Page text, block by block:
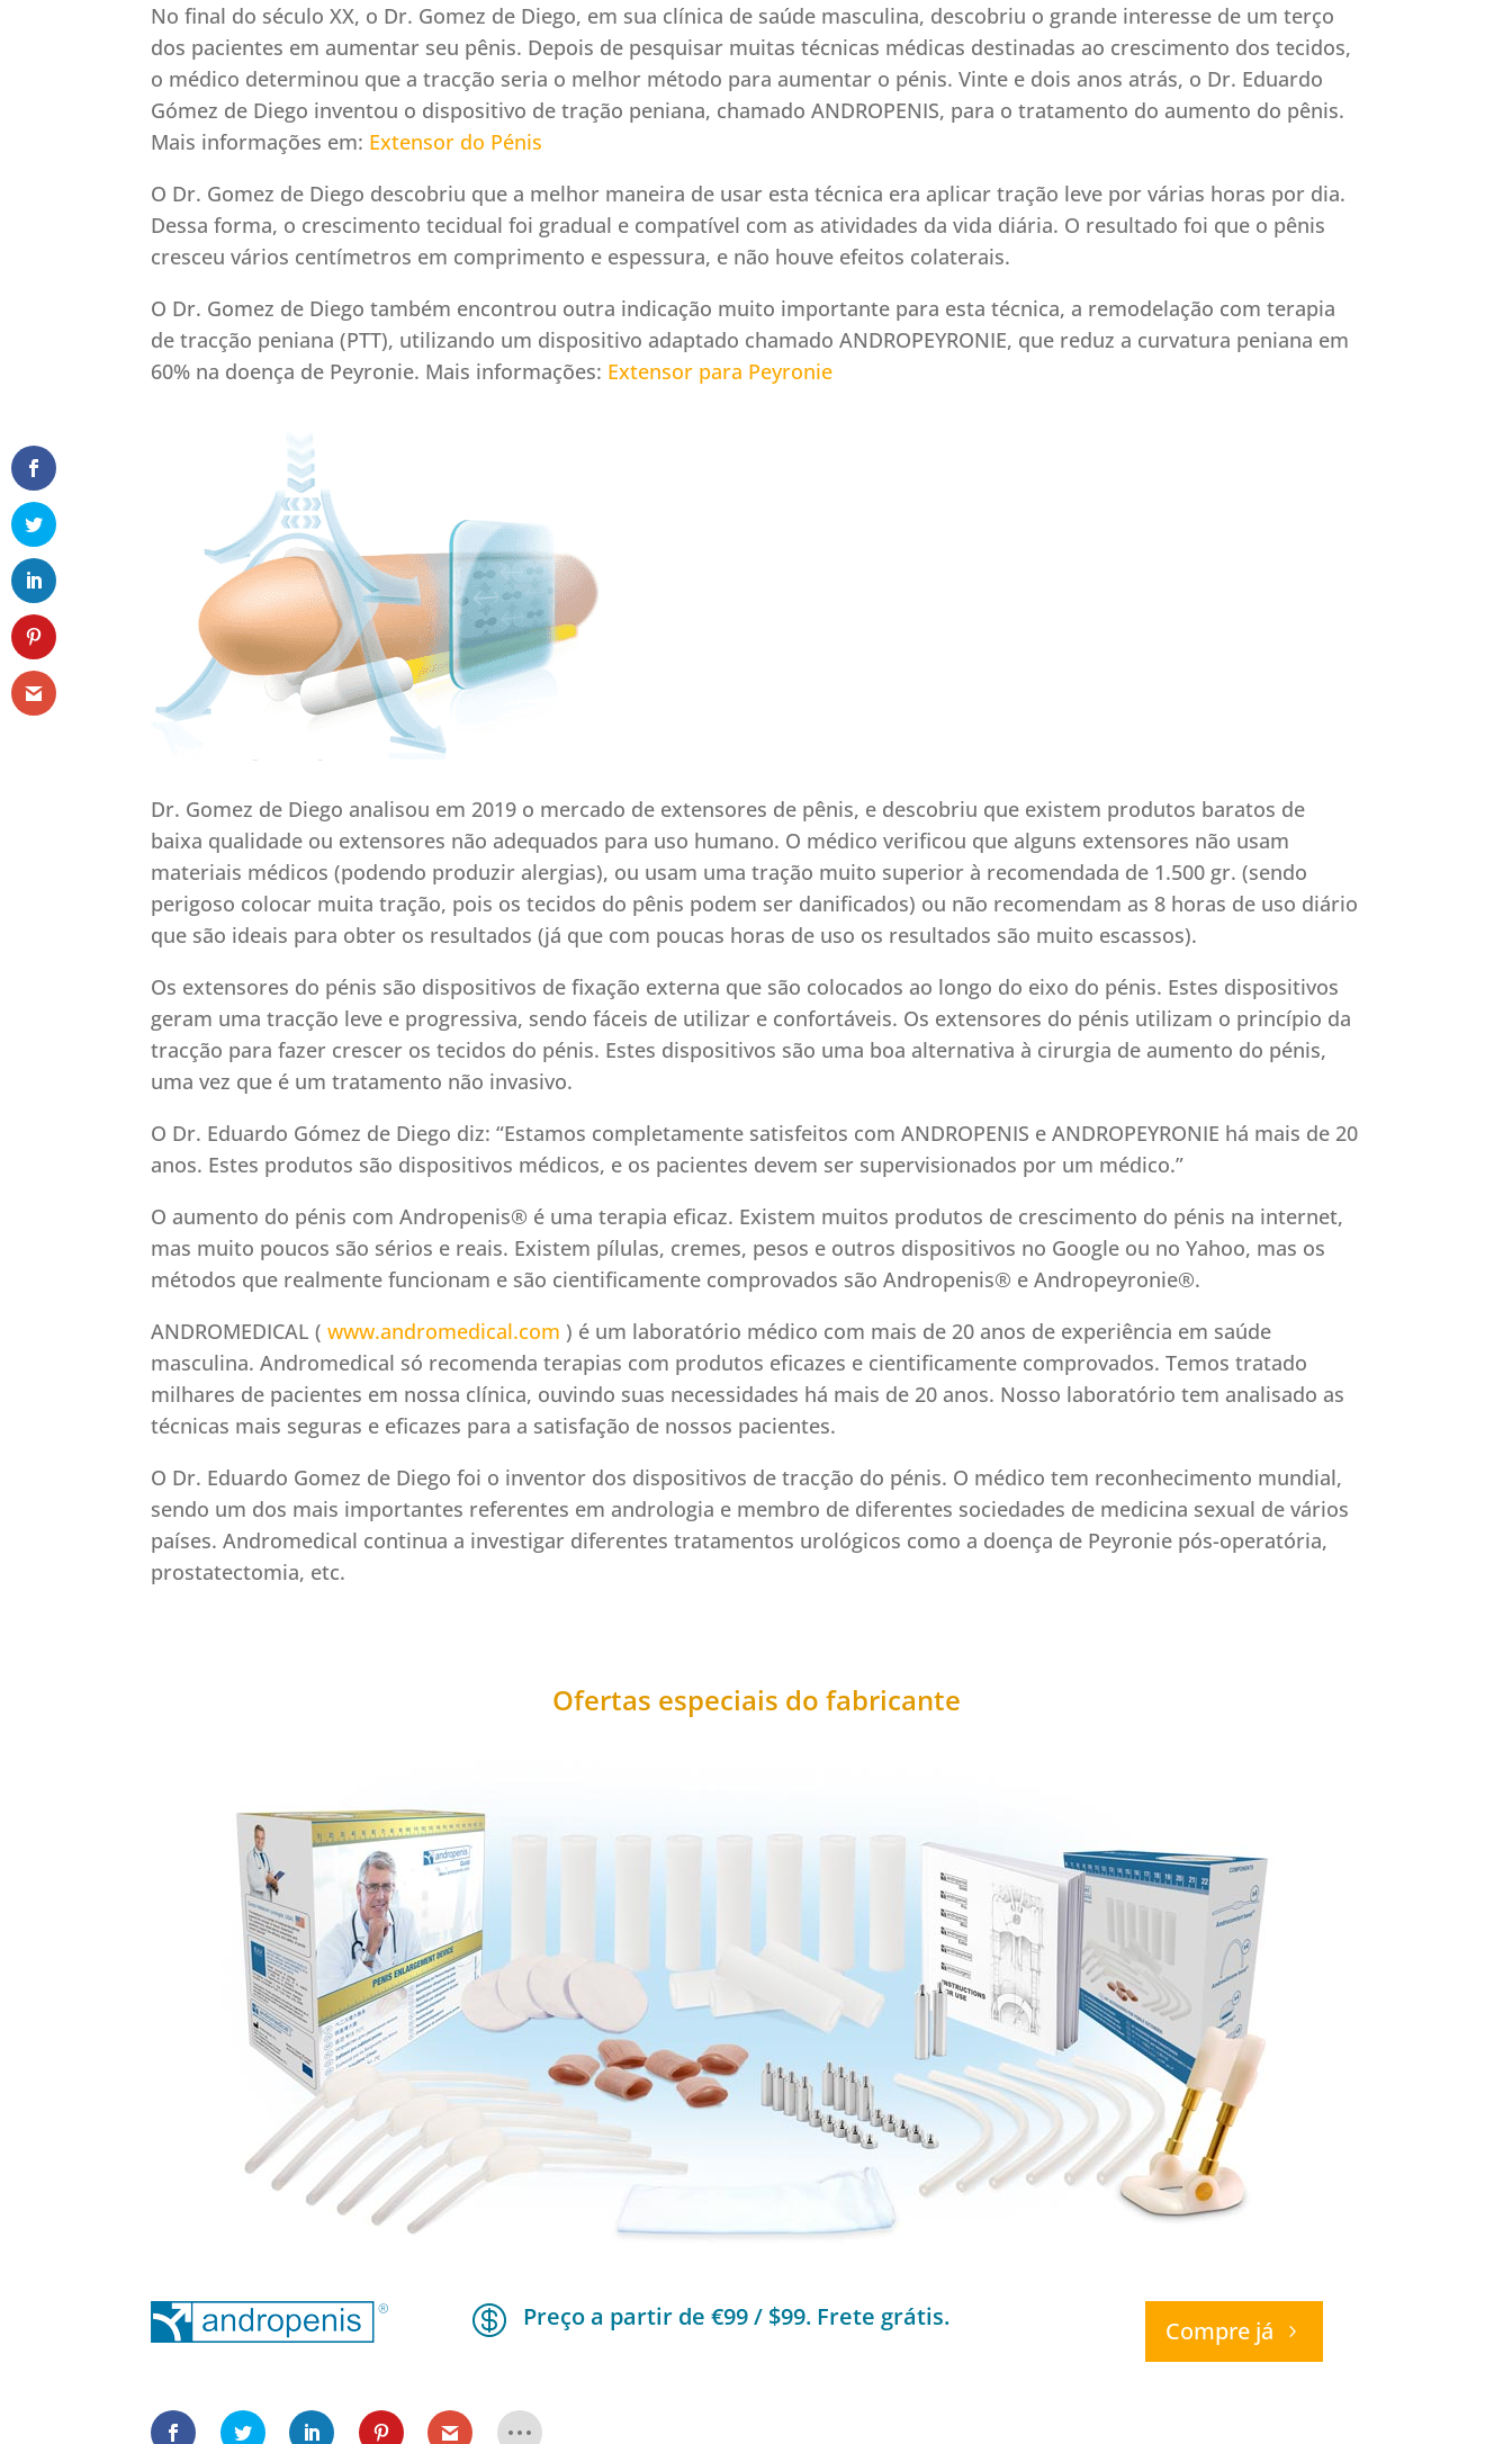
No final do século XX, o Dr. Gomez de Diego, em sua clínica de saúde masculina, descobriu o grande interesse de um terço
dos pacientes em aumentar seu pênis. Depois de pesquisar muitas técnicas médicas destinadas ao crescimento dos tecidos,
o médico determinou que a tracção seria o melhor método para aumentar o pénis. Vinte e dois anos atrás, o Dr. Eduardo
Gómez de Diego inventou o dispositivo de tração peniana, chamado ANDROPENIS, para o tratamento do aumento do pênis.
Mais informações em: Extensor do Pénis
O Dr. Gomez de Diego descobriu que a melhor maneira de usar esta técnica era aplicar tração leve por várias horas por dia.
Dessa forma, o crescimento tecidual foi gradual e compatível com as atividades da vida diária. O resultado foi que o pênis
cresceu vários centímetros em comprimento e espessura, e não houve efeitos colaterais.
O Dr. Gomez de Diego também encontrou outra indicação muito importante para esta técnica, a remodelação com terapia
de tracção peniana (PTT), utilizando um dispositivo adaptado chamado ANDROPEYRONIE, que reduz a curvatura peniana em
60% na doença de Peyronie. Mais informações: Extensor para Peyronie
Dr. Gomez de Diego analisou em 2019 o mercado de extensores de pênis, e descobriu que existem produtos baratos de
baixa qualidade ou extensores não adequados para uso humano. O médico verificou que alguns extensores não usam
materiais médicos (podendo produzir alergias), ou usam uma tração muito superior à recomendada de 1.500 gr. (sendo
perigoso colocar muita tração, pois os tecidos do pênis podem ser danificados) ou não recomendam as 8 horas de uso diário
que são ideais para obter os resultados (já que com poucas horas de uso os resultados são muito escassos).
Os extensores do pénis são dispositivos de fixação externa que são colocados ao longo do eixo do pénis. Estes dispositivos
geram uma tracção leve e progressiva, sendo fáceis de utilizar e confortáveis. Os extensores do pénis utilizam o princípio da
tracção para fazer crescer os tecidos do pénis. Estes dispositivos são uma boa alternativa à cirurgia de aumento do pénis,
uma vez que é um tratamento não invasivo.
O Dr. Eduardo Gómez de Diego diz: “Estamos completamente satisfeitos com ANDROPENIS e ANDROPEYRONIE há mais de 20
anos. Estes produtos são dispositivos médicos, e os pacientes devem ser supervisionados por um médico.”
O aumento do pénis com Andropenis® é uma terapia eficaz. Existem muitos produtos de crescimento do pénis na internet,
mas muito poucos são sérios e reais. Existem pílulas, cremes, pesos e outros dispositivos no Google ou no Yahoo, mas os
métodos que realmente funcionam e são cientificamente comprovados são Andropenis® e Andropeyronie®.
ANDROMEDICAL (www.andromedical.com ) é um laboratório médico com mais de 20 anos de experiência em saúde
masculina. Andromedical só recomenda terapias com produtos eficazes e cientificamente comprovados. Temos tratado
milhares de pacientes em nossa clínica, ouvindo suas necessidades há mais de 20 anos. Nosso laboratório tem analisado as
técnicas mais seguras e eficazes para a satisfação de nossos pacientes.
O Dr. Eduardo Gomez de Diego foi o inventor dos dispositivos de tracção do pénis. O médico tem reconhecimento mundial,
sendo um dos mais importantes referentes em andrologia e membro de diferentes sociedades de medicina sexual de vários
países. Andromedical continua a investigar diferentes tratamentos urológicos como a doença de Peyronie pós-operatória,
prostatectomia, etc.
Ofertas especiais do fabricante
 Preço a partir de €99 / $99. Frete grátis. Compre já